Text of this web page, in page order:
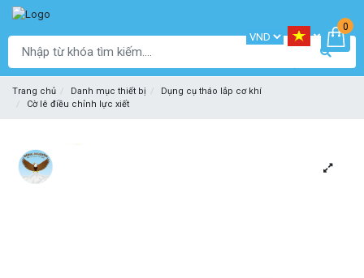
0
Trang chủ Danh mục thiết bị
Dụng cụ tháo lắp cơ khí
Cờ lê điều chỉnh lực xiết